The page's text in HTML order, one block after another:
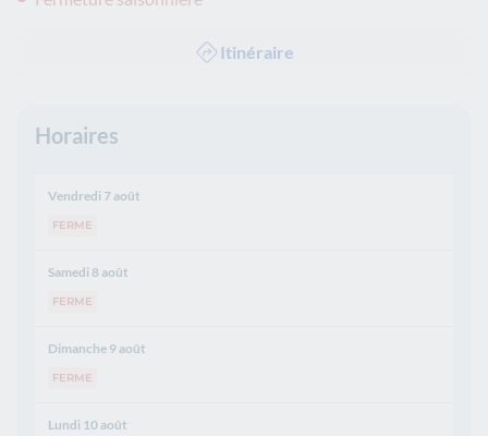
Itinéraire
Horaires
Vendredi 7 août
FERME
Samedi 8 août
FERME
Dimanche 9 août
FERME
Lundi 10 août